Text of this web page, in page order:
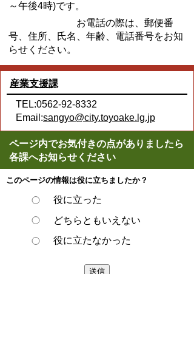
～午後4時)です。
お電話の際は、郵便番
号、住所、氏名、年齢、電話番号をお知
らせください。
産業支援課
TEL:0562-92-8332
Email:sangyo@city.toyoake.lg.jp
ページ内でお気付きの点がありましたら
各課へお知らせください
このページの情報は役に立ちましたか？
役に立った
どちらともいえない
役に立たなかった